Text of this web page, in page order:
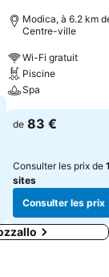
Modica, à 6.2 km
Centre-ville
Wi-Fi gratuit
Piscine
Spa
de 83 €
Consulter les prix de
sites
Consulter les prix